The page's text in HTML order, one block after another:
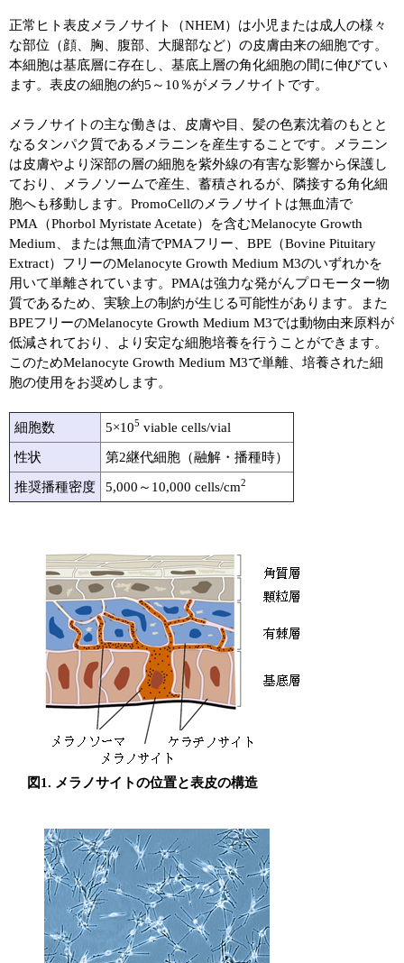
正常ヒト表皮メラノサイト（NHEM）は小児または成人の様々
な部位（顔、胸、腹部、大腿部など）の皮膚由来の細胞です。
本細胞は基底層に存在し、基底上層の角化細胞の間に伸びてい
ます。表皮の細胞の約5～10％がメラノサイトです。
メラノサイトの主な働きは、皮膚や目、髪の色素沈着のもとと
なるタンパク質であるメラニンを産生することです。メラニン
は皮膚やより深部の層の細胞を紫外線の有害な影響から保護し
ており、メラノソームで産生、蓄積されるが、隣接する角化細
胞へも移動します。PromoCellのメラノサイトは無血清で
PMA（Phorbol Myristate Acetate）を含むMelanocyte Growth
Medium、または無血清でPMAフリー、BPE（Bovine Pituitary
Extract）フリーのMelanocyte Growth Medium M3のいずれかを
用いて単離されています。PMAは強力な発がんプロモーター物
質であるため、実験上の制約が生じる可能性があります。また
BPEフリーのMelanocyte Growth Medium M3では動物由来原料が
低減されており、より安定な細胞培養を行うことができます。
このためMelanocyte Growth Medium M3で単離、培養された細
胞の使用をお奨めします。
細胞数 5×105 viable cells/vial
性状 第2継代細胞（融解・播種時）
推奨播種密度 5,000～10,000 cells/cm2
図1. メラノサイトの位置と表皮の構造